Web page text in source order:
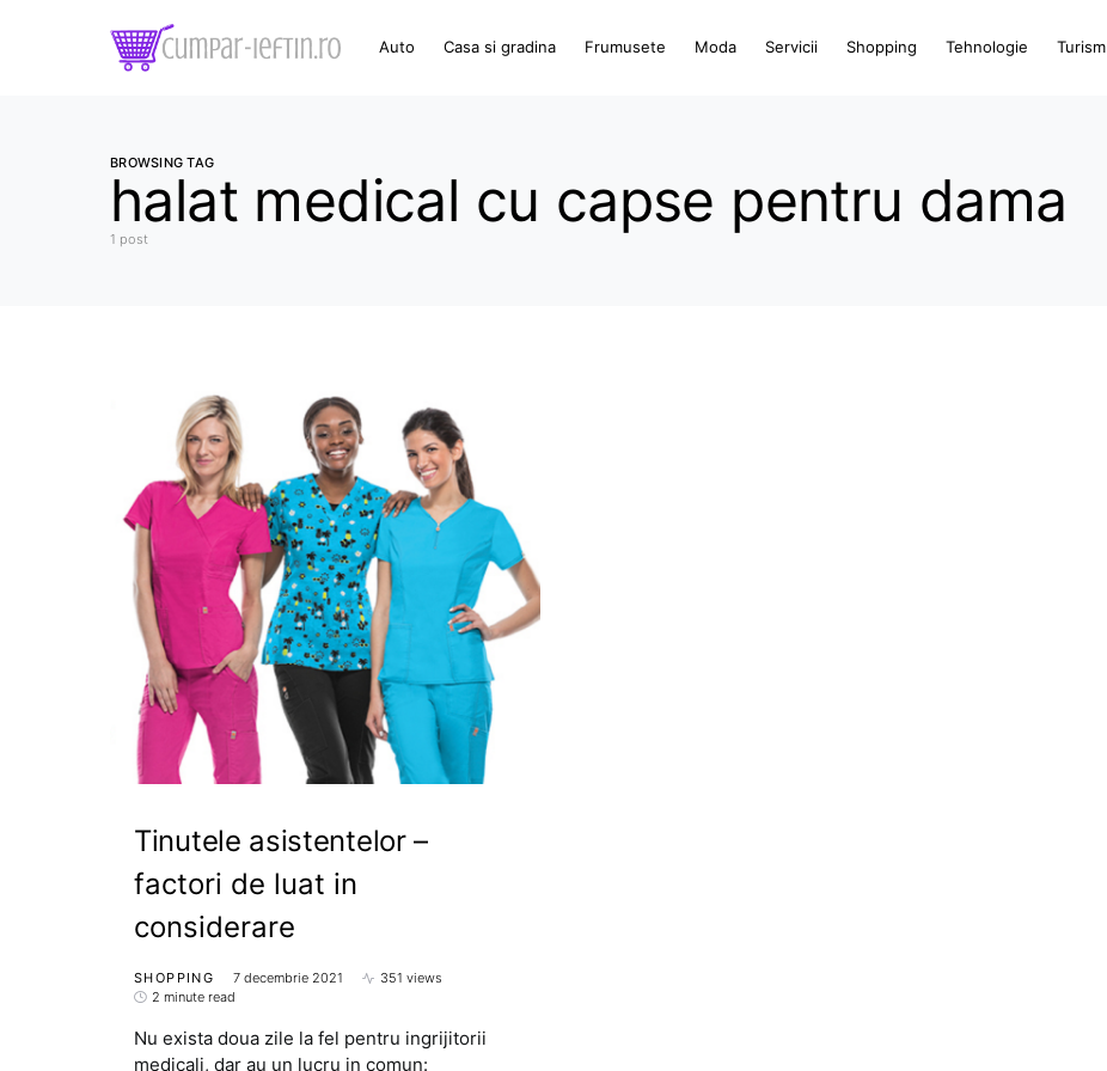
Auto Casa si gradina Frumusete Moda Servicii Shopping Tehnologie Turism
BROWSING TAG
halat medical cu capse pentru dama
1 post
Tinutele asistentelor –
factori de luat in
considerare
SHOPPING 7 decembrie 2021
351 views
2 minute read
Nu exista doua zile la fel pentru ingrijitorii
medicali, dar au un lucru in comun: